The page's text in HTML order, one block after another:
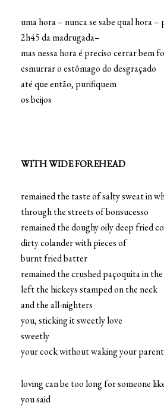
uma hora – nunca se sabe qual hora –
2h45 da madrugada–
mas nessa hora é preciso cerrar bem
esmurrar o estômago do desgraçado
até que então, purifiquem
os beijos
WITH WIDE FOREHEAD
remained the taste of salty sweat in
through the streets of bonsucesso
remained the doughy oily deep fried
dirty colander with pieces of
burnt fried batter
remained the crushed paçoquita in
left the hickeys stamped on the neck
and the all-nighters
you, sticking it sweetly love
sweetly
your cock without waking your
loving can be too long for someone
you said